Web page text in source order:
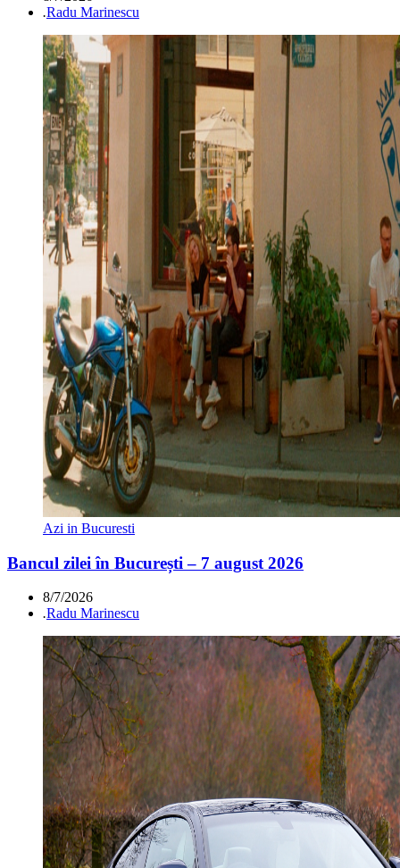
.Radu Marinescu
Azi in Bucuresti
Bancul zilei în București – 7 august 2026
8/7/2026
.Radu Marinescu